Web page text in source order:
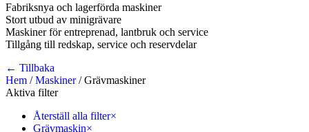
Fabriksnya och lagerförda maskiner
Stort utbud av minigrävare
Maskiner för entreprenad, lantbruk och service
Tillgång till redskap, service och reservdelar
← Tillbaka
Hem / Maskiner/ Grävmaskiner
Aktiva filter
Återställ alla filter×
Grävmaskin×